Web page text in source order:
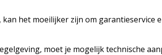
het moeilijker zijn om
moet je mogelijk technische